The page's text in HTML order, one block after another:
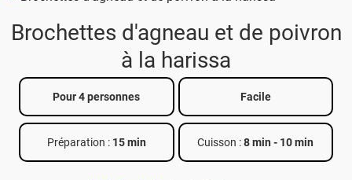
Actus
Téléchargez l'app Saveurs Recettes
Index des recettes
Brochettes d'agneau et de poivron
à la harissa
Pour 4 personnes Facile
Préparation : 15 min Cuisson :8 min - 10 min